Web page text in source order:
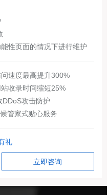
性页面的情况下进行维护
速度最高提升300%
收录时间缩短25%
攻击防护
管家式贴心服务
礼
立即咨询